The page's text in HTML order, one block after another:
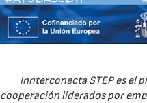
Innterconecta STEP es el
cooperación liderados por